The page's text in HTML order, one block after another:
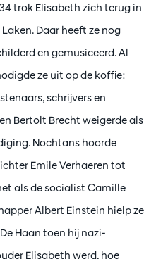
trok Elisabeth zich terug in
Daar heeft ze nog
en gemusiceerd. Al
ze uit op de koffie:
schrijvers en
Bertolt Brecht weigerde als
Nochtans hoorde
Emile Verhaeren tot
als de socialist Camille
Albert Einstein hielp ze
Haan toen hij nazi-
Elisabeth werd, hoe